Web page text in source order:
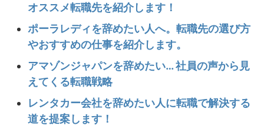
オススメ転職先を紹介します！
ポーラレディを辞めたい人へ。転職先の選び方
やおすすめの仕事を紹介します。
アマゾンジャパンを辞めたい… 社員の声から見
えてくる転職戦略
レンタカー会社を辞めたい人に転職で解決する
道を提案します！